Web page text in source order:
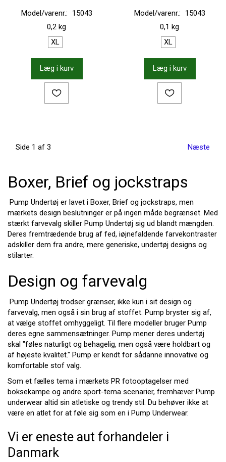
Model/varenr.:
15043
0,2 kg
XL
Læg i kurv
Model/varenr.:
15043
0,1 kg
XL
Læg i kurv
Side 1 af 3 Næste
Boxer, Brief og jockstraps
Pump Undertøj er lavet i Boxer, Brief og jockstraps, men
mærkets design beslutninger er på ingen måde begrænset. Med
stærkt farvevalg skiller Pump Undertøj sig ud blandt mængden.
Deres fremtrædende brug af fed, iøjnefaldende farvekontraster
adskiller dem fra andre, mere generiske, undertøj designs og
stilarter.
Design og farvevalg
Pump Undertøj trodser grænser, ikke kun i sit design og
farvevalg, men også i sin brug af stoffet. Pump bryster sig af,
at vælge stoffet omhyggeligt. Til flere modeller bruger Pump
deres egne sammensætninger. Pump mener deres undertøj
skal "føles naturligt og behagelig, men også være holdbart og
af højeste kvalitet." Pump er kendt for sådanne innovative og
komfortable stof valg.
Som et fælles tema i mærkets PR fotooptagelser med
boksekampe og andre sport-tema scenarier, fremhæver Pump
underwear altid sin atletiske og trendy stil. Du behøver ikke at
være en atlet for at føle sig som en i Pump Underwear.
Vi er eneste aut forhandeler i
Danmark